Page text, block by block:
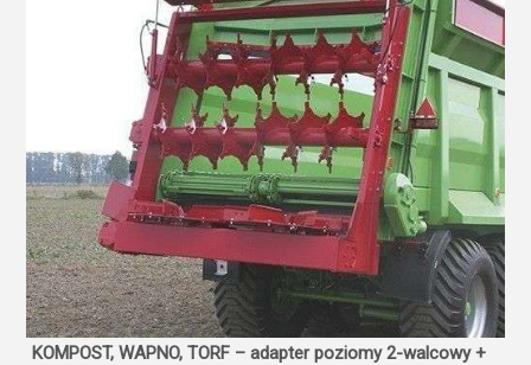
KOMPOST, WAPNO, TORF – adapter poziomy 2-walcowy +